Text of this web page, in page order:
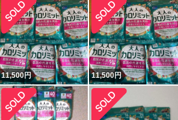
11,500円 11,500円